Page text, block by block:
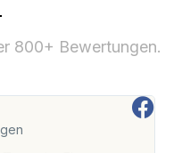
800+ Bewertungen.